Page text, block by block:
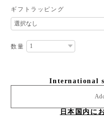
ギフトラッピング
数量
International
日本国内に